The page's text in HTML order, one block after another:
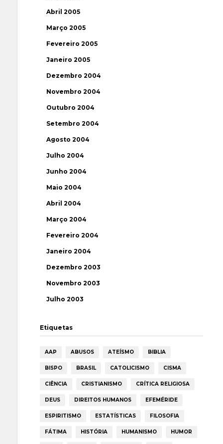
Abril 2005
Março 2005
Fevereiro 2005
Janeiro 2005
Dezembro 2004
Novembro 2004
Outubro 2004
Setembro 2004
Agosto 2004
Julho 2004
Junho 2004
Maio 2004
Abril 2004
Março 2004
Fevereiro 2004
Janeiro 2004
Dezembro 2003
Novembro 2003
Julho 2003
Etiquetas
AAP ABUSOS ATEÍSMO BIBLIA
BISPO BRASIL CATOLICISMO CISMA
CIÊNCIA CRISTIANISMO CRÍTICA RELIGIOSA
DEUS DIREITOS HUMANOS EFEMÉRIDE
ESPIRITISMO ESTATÍSTICAS FILOSOFIA
FÁTIMA HISTÓRIA HUMANISMO HUMOR